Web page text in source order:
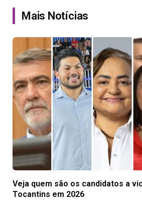
Mais Notícias
Veja quem são os candidatos a
Tocantins em 2026